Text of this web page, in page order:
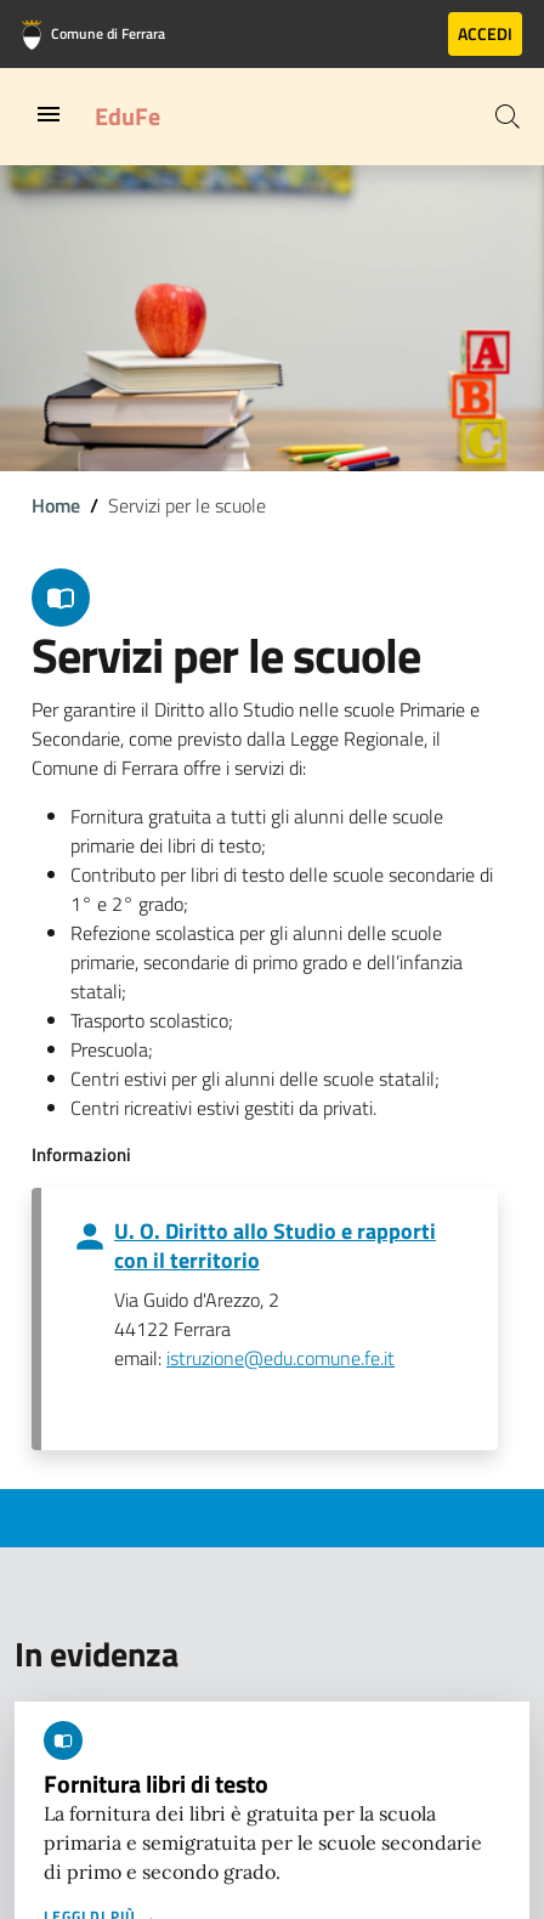
Vai al contenuto principale
Vai al footer
Comune di Ferrara ACCEDI
EduFe
Home Servizi per le scuole
Servizi per le scuole
Per garantire il Diritto allo Studio nelle scuole Primarie e
Secondarie, come previsto dalla Legge Regionale, il
Comune di Ferrara offre i servizi di:
Fornitura gratuita a tutti gli alunni delle scuole
primarie dei libri di testo;
Contributo per libri di testo delle scuole secondarie di
1° e 2° grado;
Refezione scolastica per gli alunni delle scuole
primarie, secondarie di primo grado e dell’infanzia
statali;
Trasporto scolastico;
Prescuola;
Centri estivi per gli alunni delle scuole statalil;
Centri ricreativi estivi gestiti da privati.
Informazioni
U. O. Diritto allo Studio e rapporti
con il territorio
Via Guido d'Arezzo, 2
44122 Ferrara
email: istruzione@edu.comune.fe.it
In evidenza
Fornitura libri di testo
La fornitura dei libri è gratuita per la scuola
primaria e semigratuita per le scuole secondarie
di primo e secondo grado.